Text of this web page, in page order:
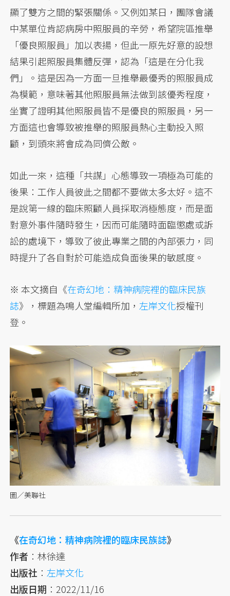
顯了雙方之間的緊張關係。又例如某日，團隊會議
中某單位肯認病房中照服員的辛勞，希望院區推舉
「優良照服員」加以表揚，但此一原先好意的設想
結果引起照服員集體反彈，認為「這是在分化我
們」。這是因為一方面一旦推舉最優秀的照服員成
為模範，意味著其他照服員無法做到該優秀程度，
坐實了證明其他照服員皆不是優良的照服員，另一
方面這也會導致被推舉的照服員熱心主動投入照
顧，到頭來將會成為同儕公敵。
如此一來，這種「共謀」心態導致一項極為可能的
後果：工作人員彼此之間都不要做太多太好。這不
是說第一線的臨床照顧人員採取消極態度，而是面
對意外事件隨時發生，因而可能隨時面臨懲處或訴
訟的處境下，導致了彼此專業之間的內部張力，同
時提升了各自對於可能造成負面後果的敏感度。
※ 本文摘自《在奇幻地：精神病院裡的臨床民族
誌》，標題為鳴人堂編輯所加，左岸文化授權刊
登。
圖／美聯社
《在奇幻地：精神病院裡的臨床民族誌》
作者 ：林徐達
出版社 ： 左岸文化
出版日期 ：2022/11/16